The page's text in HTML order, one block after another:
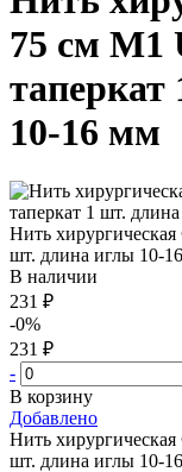
75 см М1
10-16 мм
Нить
шт. длина иглы 10-
В наличии
231 ₽
-0%
231 ₽
-
В корзину
Добавлено
Нить
шт. длина иглы 10-